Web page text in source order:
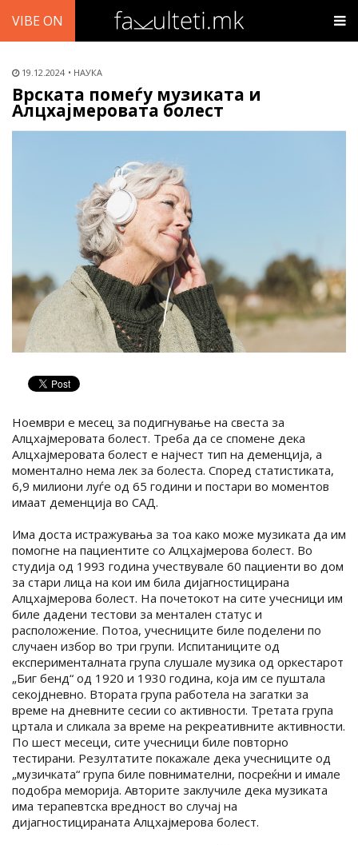
VIBE ON
19.12.2024 НАУКА
Врската помеѓу музиката и
Алцхајмеровата болест
Ноември е месец за подигнување на свеста за
Алцхајмеровата болест. Треба да се спомене дека
Алцхајмеровата болест е најчест тип на деменција, а
моментално нема лек за болеста. Според статистиката,
6,9 милиони луѓе од 65 години и постари во моментов
имаат деменција во САД.
Има доста истражувања за тоа како може музиката да им
помогне на пациентите со Алцхајмерова болест. Во
студија од 1993 година учествувале 60 пациенти во дом
за стари лица на кои им била дијагностицирана
Алцхајмерова болест. На почетокот на сите учесници им
биле дадени тестови за ментален статус и
расположение. Потоа, учесниците биле поделени по
случаен избор во три групи. Испитаниците од
експерименталната група слушале музика од оркестарот
„Биг бенд“ од 1920 и 1930 година, која им се пуштала
секојдневно. Втората група работела на загатки за
време на дневните сесии со активности. Третата група
цртала и сликала за време на рекреативните активности.
По шест месеци, сите учесници биле повторно
тестирани. Резултатите покажале дека учесниците од
„музичката“ група биле повнимателни, посреќни и имале
подобра меморија. Авторите заклучиле дека музиката
има терапевтска вредност во случај на
дијагностицираната Алцхајмерова болест.